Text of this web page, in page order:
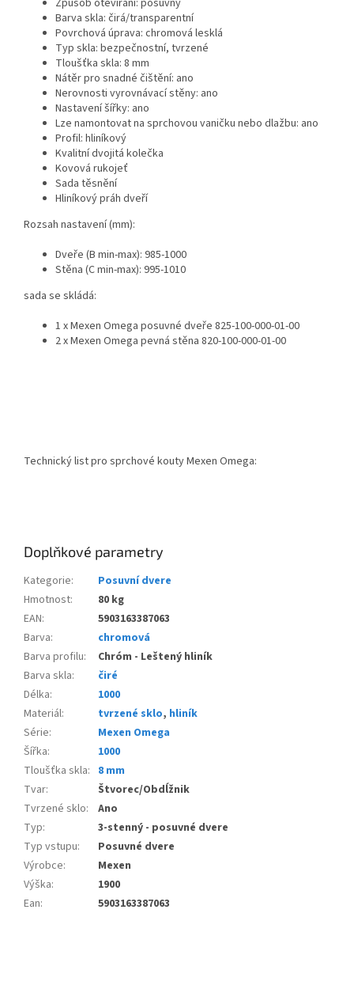
Barva skla: čirá/transparentní
Povrchová úprava: chromová lesklá
Typ skla: bezpečnostní, tvrzené
Tloušťka skla: 8 mm
Nátěr pro snadné čištění: ano
Nerovnosti vyrovnávací stěny: ano
Nastavení šířky: ano
Lze namontovat na sprchovou vaničku nebo dlažbu: ano
Profil: hliníkový
Kvalitní dvojitá kolečka
Kovová rukojeť
Sada těsnění
Hliníkový práh dveří
Rozsah nastavení (mm):
Dveře (B min-max): 985-1000
Stěna (C min-max): 995-1010
sada se skládá:
1 x Mexen Omega posuvné dveře 825-100-000-01-00
2 x Mexen Omega pevná stěna 820-100-000-01-00
Technický list pro sprchové kouty Mexen Omega:
Doplňkové parametry
Kategorie:
Posuvní dvere
Hmotnost:
80 kg
EAN:
5903163387063
Barva:
chromová
Barva profilu:
Chróm - Leštený hliník
Barva skla:
čiré
Délka:
1000
Materiál: tvrzené sklo, hliník
Série:
Mexen Omega
Šířka:
1000
Tloušťka skla: 8 mm
Tvar:
Štvorec/Obdĺžnik
Tvrzené sklo:
Ano
Typ:
3-stenný - posuvné dvere
Typ vstupu:
Posuvné dvere
Výrobce:
Mexen
Výška:
1900
Ean: 5903163387063